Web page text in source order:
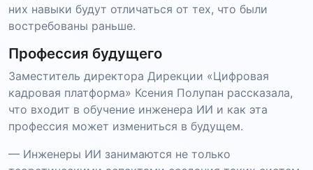
них навыки будут отличаться от тех, что были
востребованы раньше.
Профессия будущего
Заместитель директора Дирекции «Цифровая
кадровая платформа» Ксения Полупан рассказала,
что входит в обучение инженера ИИ и как эта
профессия может измениться в будущем.
— Инженеры ИИ занимаются не только